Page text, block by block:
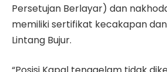
Persetujan Berlayar) dan
memiliki sertifikat kecakapan
Lintang Bujur.